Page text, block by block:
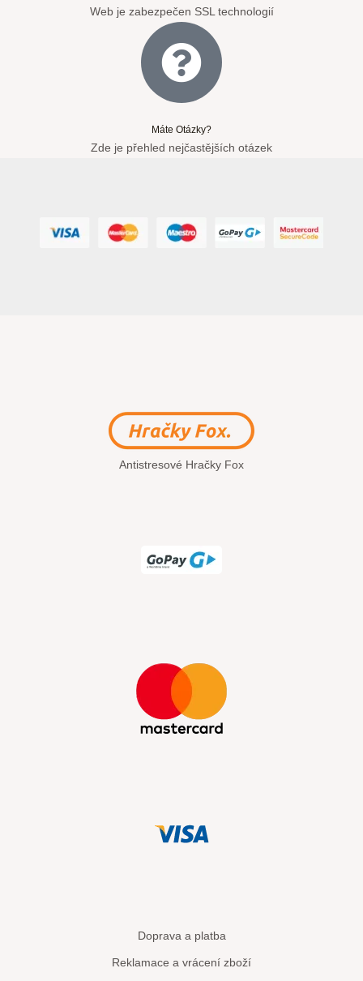
Web je zabezpečen SSL technologií
Máte Otázky?
Zde je přehled nejčastějších otázek
Antistresové Hračky Fox
Doprava a platba
Reklamace a vrácení zboží